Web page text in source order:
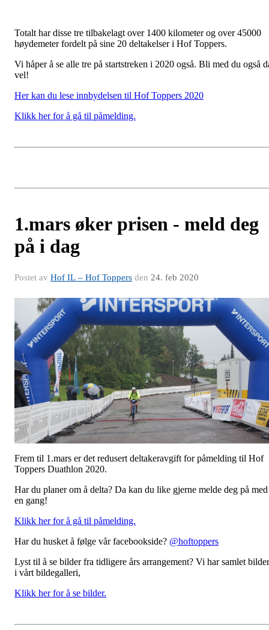
Totalt har disse tre tilbakelagt over 1400 kilometer og over 45000
høydemeter fordelt på sine 20 deltakelser i Hof Toppers.
Vi håper å se alle tre på startstreken i 2020 også. Bli med du også
vel!
Her kan du lese innbydelsen til Hof Toppers 2020
Klikk her for å gå til påmelding.
1.mars øker prisen - meld deg
på i dag
Postet av Hof IL – Hof Toppers den 24. feb 2020
Frem til 1.mars er det redusert deltakeravgift for påmelding til Hof
Toppers Duathlon 2020.
Har du planer om å delta? Da kan du like gjerne melde deg på med
en gang!
Klikk her for å gå til påmelding.
Har du husket å følge vår facebookside? @hoftoppers
Lyst til å se bilder fra tidligere års arrangement? Vi har samlet bilder
i vårt bildegalleri,
Klikk her for å se bilder.